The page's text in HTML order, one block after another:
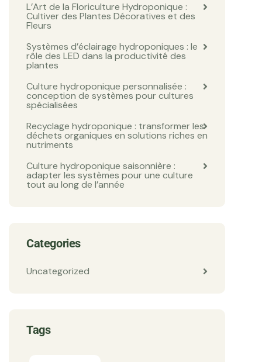
L’Art de la Floriculture Hydroponique :
Cultiver des Plantes Décoratives et des
Fleurs
Systèmes d’éclairage hydroponiques : le
rôle des LED dans la productivité des
plantes
Culture hydroponique personnalisée :
conception de systèmes pour cultures
spécialisées
Recyclage hydroponique : transformer les
déchets organiques en solutions riches en
nutriments
Culture hydroponique saisonnière :
adapter les systèmes pour une culture
tout au long de l’année
Categories
Uncategorized
Tags